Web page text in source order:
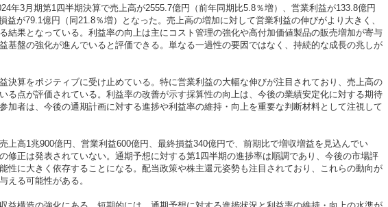
年3月期第1四半期決算で売上高が2555.7億円（前年同期比5.8％増）、営業利益が133.8億円
益が79.1億円（同21.8％増）となった。売上高の増加に対して営業利益の伸びがより大きく、
結果となっている。利益率の向上は主にコスト管理の強化や高付加価値製品の販売増加が寄与
基盤の強化が進んでいると評価できる。単なる一過性の要因ではなく、持続的な成長の兆しが
決算をポジティブに受け止めている。特に営業利益の大幅な伸びが注目されており、売上高の
る点が評価されている。利益率の改善が示す採算性の向上は、今後の業績安定化に対する期待
加者は、今後の通期計画に対する進捗や利益率の維持・向上を重要な判断材料として注視して
上高1兆900億円、営業利益600億円、最終損益340億円で、前期比で増収増益を見込んでい
修正は発表されていない。通期予想に対する第1四半期の進捗率は順調であり、今後の市場評
性に大きく依存することになる。配当政策や株主還元姿勢も注目されており、これらの動向が
える可能性がある。